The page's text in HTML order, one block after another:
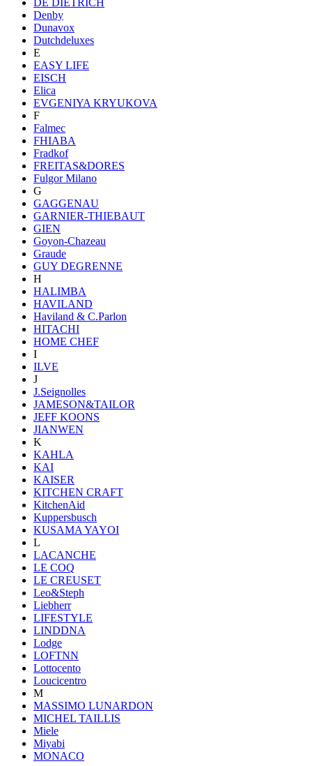
Denby
Dunavox
Dutchdeluxes
E
EASY LIFE
EISCH
Elica
EVGENIYA KRYUKOVA
F
Falmec
FHIABA
Fradkof
FREITAS&DORES
Fulgor Milano
G
GAGGENAU
GARNIER-THIEBAUT
GIEN
Goyon-Chazeau
Graude
GUY DEGRENNE
H
HALIMBA
HAVILAND
Haviland & C.Parlon
HITACHI
HOME CHEF
I
ILVE
J
J.Seignolles
JAMESON&TAILOR
JEFF KOONS
JIANWEN
K
KAHLA
KAI
KAISER
KITCHEN CRAFT
KitchenAid
Kuppersbusch
KUSAMA YAYOI
L
LACANCHE
LE COQ
LE CREUSET
Leo&Steph
Liebherr
LIFESTYLE
LINDDNA
Lodge
LOFTNN
Lottocento
Loucicentro
M
MASSIMO LUNARDON
MICHEL TAILLIS
Miele
Miyabi
MONACO